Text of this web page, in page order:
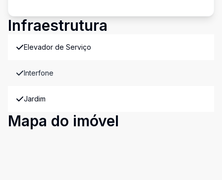
Infraestrutura
Elevador de Serviço
Interfone
Jardim
Mapa do imóvel